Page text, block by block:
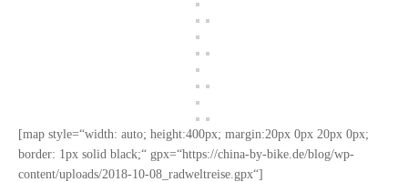
[map style=“width: auto; height:400px; margin:20px 0px 20px 0px;
border: 1px solid black;“ gpx=“https://china-by-bike.de/blog/wp-
content/uploads/2018-10-08_radweltreise.gpx“]